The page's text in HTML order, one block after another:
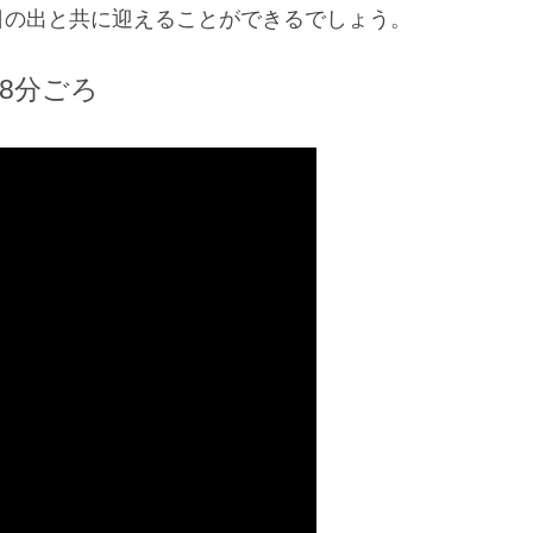
出と共に迎えることができるでしょう。
分ごろ